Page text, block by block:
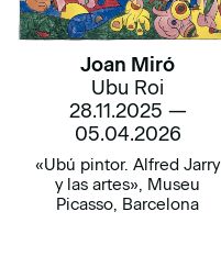
Joan Miró
Ubu Roi
28.11.2025 —
05.04.2026
«Ubú pintor. Alfred Jarry
y las artes», Museu
Picasso, Barcelona